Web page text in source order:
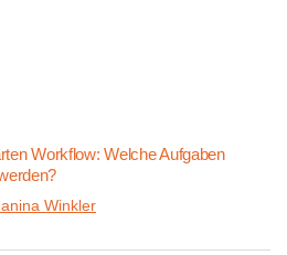
Workflow: Welche Aufgaben
Winkler